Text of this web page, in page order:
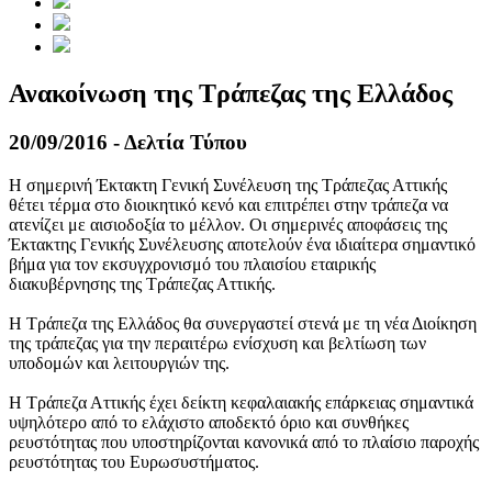
Ανακοίνωση της Τράπεζας της Ελλάδος
20/09/2016 - Δελτία Τύπου
Η σημερινή Έκτακτη Γενική Συνέλευση της Τράπεζας Αττικής
θέτει τέρμα στο διοικητικό κενό και επιτρέπει στην τράπεζα να
ατενίζει με αισιοδοξία το μέλλον. Οι σημερινές αποφάσεις της
Έκτακτης Γενικής Συνέλευσης αποτελούν ένα ιδιαίτερα σημαντικό
βήμα για τον εκσυγχρονισμό του πλαισίου εταιρικής
διακυβέρνησης της Τράπεζας Αττικής.
Η Τράπεζα της Ελλάδος θα συνεργαστεί στενά με τη νέα Διοίκηση
της τράπεζας για την περαιτέρω ενίσχυση και βελτίωση των
υποδομών και λειτουργιών της.
Η Τράπεζα Αττικής έχει δείκτη κεφαλαιακής επάρκειας σημαντικά
υψηλότερο από το ελάχιστο αποδεκτό όριο και συνθήκες
ρευστότητας που υποστηρίζονται κανονικά από το πλαίσιο παροχής
ρευστότητας του Ευρωσυστήματος.